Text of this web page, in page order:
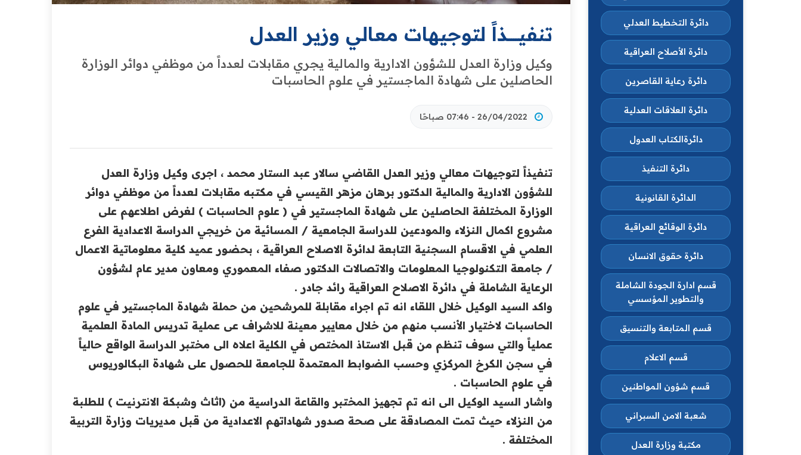
تنفيــــــذاً لتوجيهات معالي وزير العدل
وكيل وزارة العدل للشؤون الادارية والمالية يجري مقابلات ‏لعدداً من موظفي دوائر الوزارة
الحاصلين على شهادة الماجستير في ‏علوم الحاسبات ‏
26/04/2022 - 07:46 صباحًا
تنفيذاً لتوجيهات معالي وزير العدل القاضي سالار عبد الستار محمد ، اجرى ‏وكيل وزارة العدل
للشؤون الادارية والمالية الدكتور برهان مزهر القيسي ‏في مكتبه مقابلات لعدداً من موظفي دوائر
الوزارة المختلفة الحاصلين على شهادة ‏الماجستير في ( علوم الحاسبات ) لغرض اطلاعهم على
مشروع اكمال النزلاء ‏والمودعين للدراسة الجامعية / المسائية من خريجي الدراسة الاعدادية الفرع
‏العلمي في الاقسام السجنية التابعة لدائرة الاصلاح العراقية ، بحضور عميد ‏كلية معلوماتية الاعمال
/ جامعة التكنولوجيا المعلومات والاتصالات الدكتور ‏صفاء المعموري ومعاون مدير عام لشؤون
الرعاية الشاملة في دائرة ‏الاصلاح العراقية رائد جادر .‏
واكد السيد الوكيل خلال اللقاء انه تم اجراء مقابلة للمرشحين من حملة شهادة ‏الماجستير في علوم
الحاسبات لاختيار الأنسب منهم من خلال معايير معينة ‏للاشراف عى عملية تدريس المادة العلمية
عملياً والتي سوف تنظم من قبل ‏الاستاذ المختص في الكلية اعلاه الى مختبر الدراسة الواقع حالياً
في سجن ‏الكرخ المركزي وحسب الضوابط المعتمدة للجامعة للحصول على شهادة ‏البكالوريوس
في علوم الحاسبات .‏
واشار السيد الوكيل الى انه تم تجهيز المختبر والقاعة الدراسية من (اثاث ‏وشبكة الانترنيت ) للطلبة
من النزلاء حيث تمت المصادقة على صحة ‏صدور شهاداتهم الاعدادية من قبل مديريات وزارة التربية
المختلفة .‏
دائرة التخطيط العدلي
دائرة الأصلاح العراقية
دائرة رعاية القاصرين
دائرة العلاقات العدلية
دائرةالكتاب العدول
دائرة التنفيذ
الدائرة القانونية
دائرة الوقائع العراقية
دائرة حقوق الانسان
قسم ادارة الجودة الشاملة
والتطوير المؤسسي
قسم المتابعة والتنسيق
قسم الاعلام
قسم شؤون المواطنين
شعبة الامن السبراني
مكتبة وزارة العدل